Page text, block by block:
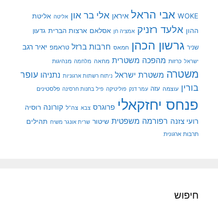
WOKE אבי הראל איראן אלי בר און אליטה אליטת
ההון אלעד רזניק אמציה חן אסלאם ארצות הברית גדעון
שניר גרשון הכהן חמאס חרבות ברזל טראמפ יאיר רגב
ישראל כרזות מהפכה משטרית מחאה מלחמה מנהיגות
משטרה משטרת ישראל ניתוח רשתות ארגוניות נתניהו עופר
בורין עוצמה עזה עמר דנק פוליטיקה פיל בחנות חרסינה פלסטינים
פנחס יחזקאלי פרוגרס צבא צה"ל קורונה רוסיה
רועי צזנה רפורמה משפטית שיטור שרית אונגר משיח תהילים
תרבות ארגונית
חיפוש